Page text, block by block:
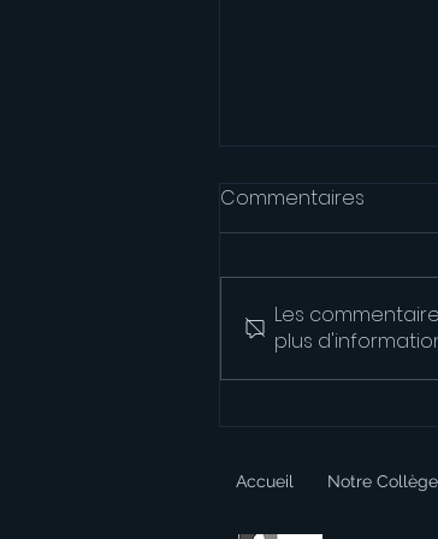
Le Club Radio
revoir !
Commentaires
Les
plus
Accueil Notre Collège